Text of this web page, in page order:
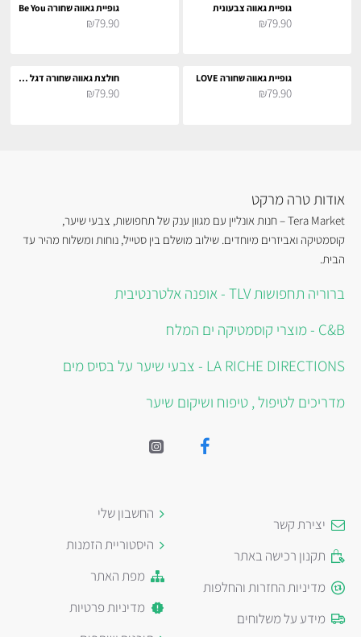
גופיית גאווה צבעונית
₪79.90
גופיית גאווה שחורה Be You
₪79.90
גופיית גאווה שחורה LOVE
₪79.90
חולצת גאווה שחורה דגל LGBT
₪79.90
אודות טרה מרקט
Tera Market – חנות אונליין עם מגוון ענק של תחפושות, צבעי שיער,
קוסמטיקה ואביזרים מיוחדים. שילוב מושלם בין סטייל, נוחות ומשלוח מהיר עד
הבית.
ברוריה תחפושות TLV - אופנה אלטרנטיבית
C&B - מוצרי קוסמטיקה ים המלח
LA RICHE DIRECTIONS - צבעי שיער על בסיס מים
מדריכים לטיפול , טיפוח ושיקום שיער
יצירת קשר
תקנון רכישה באתר
מדיניות החזרות והחלפות
מידע על משלוחים
החשבון שלי
היסטוריית הזמנות
מפת האתר
מדיניות פרטיות